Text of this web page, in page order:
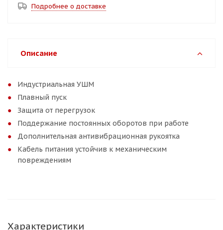
Подробнее о доставке
Описание
Индустриальная УШМ
Плавный пуск
Защита от перегрузок
Поддержание постоянных оборотов при работе
Дополнительная антивибрационная рукоятка
Кабель питания устойчив к механическим
повреждениям
Характеристики